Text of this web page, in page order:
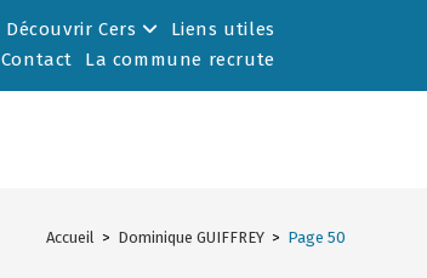
Découvrir Cers
Liens utiles
Contact
La commune recrute
Accueil > Dominique GUIFFREY > Page 50